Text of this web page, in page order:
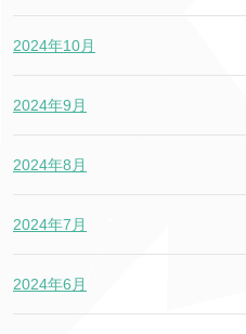
2024年10月
2024年9月
2024年8月
2024年7月
2024年6月